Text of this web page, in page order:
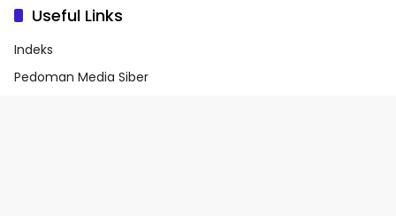
Useful Links
Indeks
Pedoman Media Siber